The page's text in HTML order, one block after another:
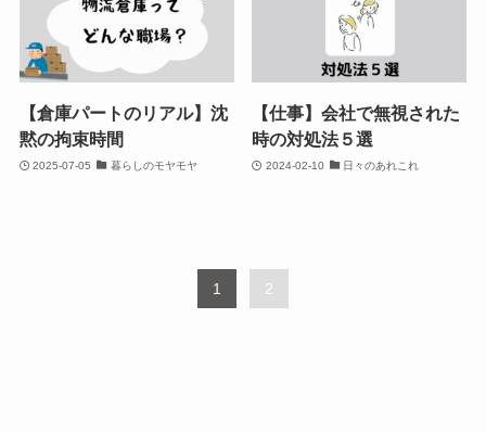
【倉庫パートのリアル】沈
黙の拘束時間
2025-07-05 暮らしのモヤモヤ
【仕事】会社で無視された
時の対処法５選
2024-02-10 日々のあれこれ
1 2